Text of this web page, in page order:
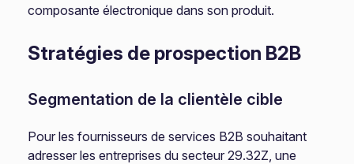
composante électronique dans son produit.
Stratégies de prospection B2B
Segmentation de la clientèle cible
Pour les fournisseurs de services B2B souhaitant
adresser les entreprises du secteur 29.32Z, une